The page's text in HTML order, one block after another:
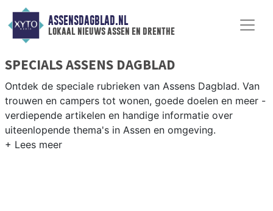
ASSENSDAGBLAD.NL
lokaal nieuws assen en drenthe
SPECIALS ASSENS DAGBLAD
Ontdek de speciale rubrieken van Assens Dagblad. Van
trouwen en campers tot wonen, goede doelen en meer -
verdiepende artikelen en handige informatie over
uiteenlopende thema's in Assen en omgeving.